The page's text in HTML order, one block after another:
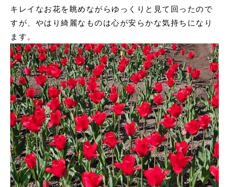
キレイなお花を眺めながらゆっくりと見て回ったので
すが、やはり綺麗なものは心が安らかな気持ちになり
ます。